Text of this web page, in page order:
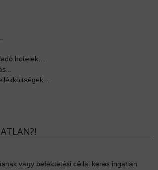
hotelek…
vagy befektetési céllal keres ingatlan